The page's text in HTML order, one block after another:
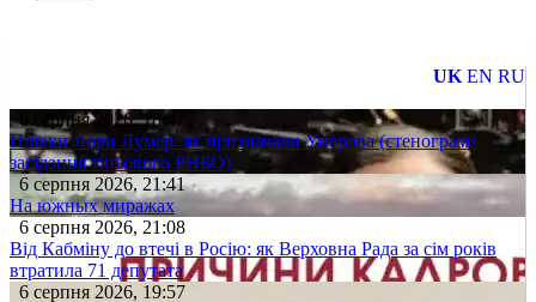
UK EN RU
6 серпня 2026, 18:47
Плівки Лори Лумер: як призначали Умерова (стенограма
засідання тіньового РНБО)
6 серпня 2026, 21:41
На южных миражах
6 серпня 2026, 21:08
Від Кабміну до втечі в Росію: як Верховна Рада за сім років
втратила 71 депутата
6 серпня 2026, 19:57